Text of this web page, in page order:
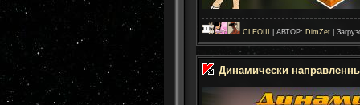
CLEOIII | АВТОР: DimZet |
Динамически